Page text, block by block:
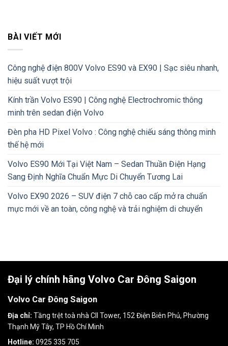
BÀI VIẾT MỚI
Công nghệ điện 800V Volvo ES90 và EX90 | Sạc siêu nhanh,
hiệu suất vượt trội
Kính trần Volvo ES90 | Công nghệ Electrochromic thông
minh trên sedan điện Volvo
Đèn pha HD Pixel Volvo : Công nghệ chiếu sáng thông minh
thế hệ mới
Volvo ES90 Mới Tại Việt Nam – Sedan Thuần Điện Hạng
Sang Định Nghĩa Chuẩn Mực Di Chuyển Tương Lai
Volvo EX90 2026 – SUV điện 7 chỗ cao cấp mở ra chuẩn
mực mới về an toàn, công nghệ và trải nghiệm di chuyển
Đại lý chính hãng Volvo Car Đông Saigon
Volvo Car Đông Saigon
Địa chỉ: Tầng trệt toà nhà CII Tower, 152 Điện Biên Phủ, Phường
Thạnh Mỹ Tây, TP Hồ Chí Minh
Hotline: 0925 335 705